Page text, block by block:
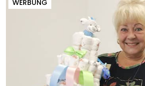
WERBUNG